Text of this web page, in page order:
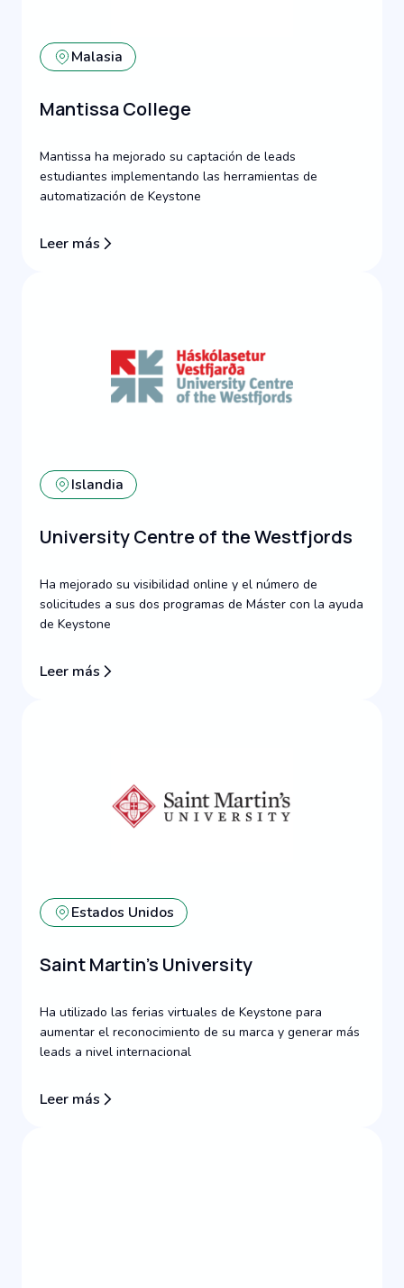
Malasia
Mantissa College
Mantissa ha mejorado su captación de leads
estudiantes implementando las herramientas de
automatización de Keystone
Leer más
Islandia
University Centre of the Westfjords
Ha mejorado su visibilidad online y el número de
solicitudes a sus dos programas de Máster con la ayuda
de Keystone
Leer más
Estados Unidos
Saint Martin's University
Ha utilizado las ferias virtuales de Keystone para
aumentar el reconocimiento de su marca y generar más
leads a nivel internacional
Leer más